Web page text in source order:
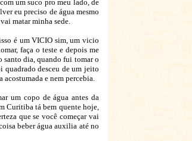
um suco pro meu lado, de
eu preciso de água mesmo
matar minha sede.
é um VICIO sim, um vicio
faça o teste e depois me
santo dia, quando fui tomar o
quadrado desceu de um jeito
e nem percebia.
um copo de água antes da
Curitiba tá bem quente hoje,
que se você começar vai
beber água auxilia até no